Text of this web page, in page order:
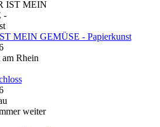
MEIN GEMÜSE - Papierkunst
am Rhein